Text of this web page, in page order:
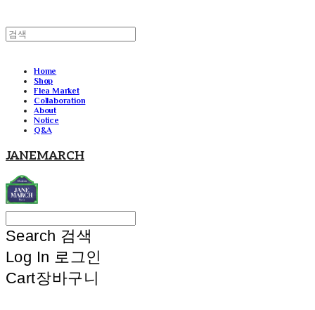
Home
Shop
Flea Market
Collaboration
About
Notice
Q&A
JANEMARCH
Search 검색
Log In 로그인
Cart장바구니